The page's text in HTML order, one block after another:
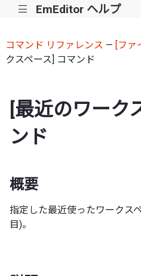
||| EmEditor ヘルプ
コマンド リファレンス — [ファ
クスペース] コマンド
[最近のワーク
ンド
概要
指定した最近使ったワークス
目)。